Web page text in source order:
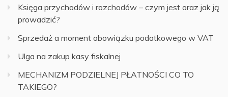
Księga przychodów i rozchodów – czym jest oraz jak ją
prowadzić?
Sprzedaż a moment obowiązku podatkowego w VAT
Ulga na zakup kasy fiskalnej
MECHANIZM PODZIELNEJ PŁATNOŚCI CO TO
TAKIEGO?